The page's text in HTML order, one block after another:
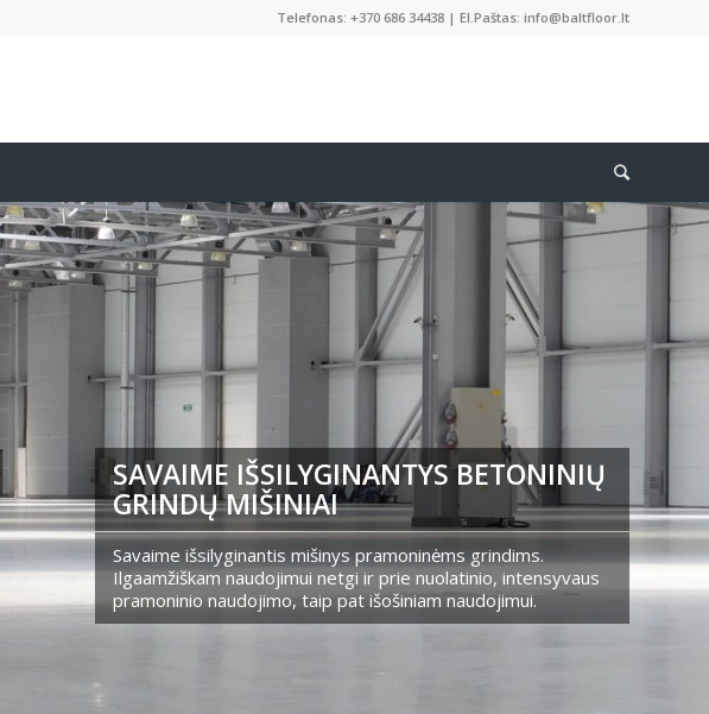
Telefonas: +370 686 34438 | El.Paštas: info@baltfloor.lt
SAVAIME IŠSILYGINANTYS BETONINIŲ
GRINDŲ MIŠINIAI
Savaime išsilyginantis mišinys pramoninėms grindims.
Ilgaamžiškam naudojimui netgi ir prie nuolatinio, intensyvaus
pramoninio naudojimo, taip pat išošiniam naudojimui.